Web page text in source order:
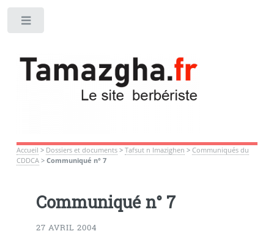
Accueil > Dossiers et documents> Tafsut n Imazighen > Communiqués du
CDDCA> Communiqué n° 7
Communiqué n° 7
27 AVRIL 2004